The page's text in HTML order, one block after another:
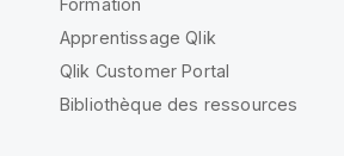
Formation
Apprentissage Qlik
Qlik Customer Portal
Bibliothèque des ressources